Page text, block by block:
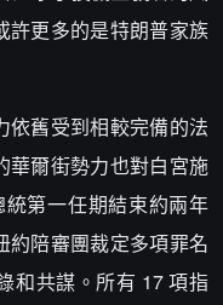
許更多的是特朗普家族
依舊受到相較完備的法
華爾街勢力也對白宮施
第一任期結束約兩年
約陪審團裁定多項罪名
和共謀。所有 17 項指